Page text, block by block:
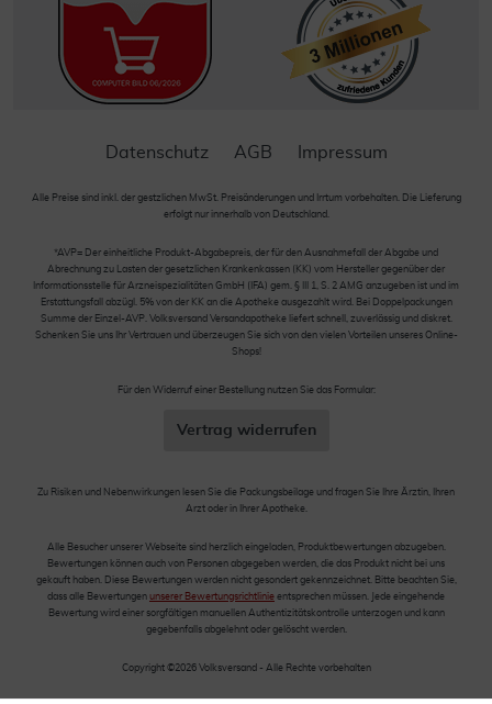
Datenschutz AGB Impressum
Alle Preise sind inkl. der gestzlichen MwSt. Preisänderungen und Irrtum vorbehalten. Die Lieferung
erfolgt nur innerhalb von Deutschland.
*AVP= Der einheitliche Produkt-Abgabepreis, der für den Ausnahmefall der Abgabe und
Abrechnung zu Lasten der gesetzlichen Krankenkassen (KK) vom Hersteller gegenüber der
Informationsstelle für Arzneispezialitäten GmbH (IFA) gem. § III 1, S. 2 AMG anzugeben ist und im
Erstattungsfall abzügl. 5% von der KK an die Apotheke ausgezahlt wird. Bei Doppelpackungen
Summe der Einzel-AVP. Volksversand Versandapotheke liefert schnell, zuverlässig und diskret.
Schenken Sie uns Ihr Vertrauen und überzeugen Sie sich von den vielen Vorteilen unseres Online-
Shops!
Für den Widerruf einer Bestellung nutzen Sie das Formular:
Vertrag widerrufen
Zu Risiken und Nebenwirkungen lesen Sie die Packungsbeilage und fragen Sie Ihre Ärztin, Ihren
Arzt oder in Ihrer Apotheke.
Alle Besucher unserer Webseite sind herzlich eingeladen, Produktbewertungen abzugeben.
Bewertungen können auch von Personen abgegeben werden, die das Produkt nicht bei uns
gekauft haben. Diese Bewertungen werden nicht gesondert gekennzeichnet. Bitte beachten Sie,
dass alle Bewertungen unserer Bewertungsrichtlinie entsprechen müssen. Jede eingehende
Bewertung wird einer sorgfältigen manuellen Authentizitätskontrolle unterzogen und kann
gegebenfalls abgelehnt oder gelöscht werden.
Copyright ©2026 Volksversand - Alle Rechte vorbehalten